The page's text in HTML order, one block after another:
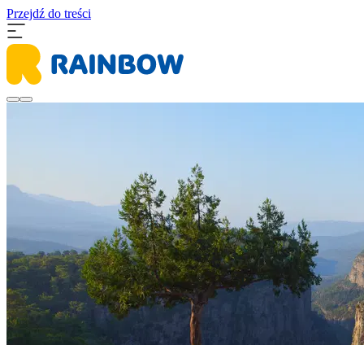
Przejdź do treści